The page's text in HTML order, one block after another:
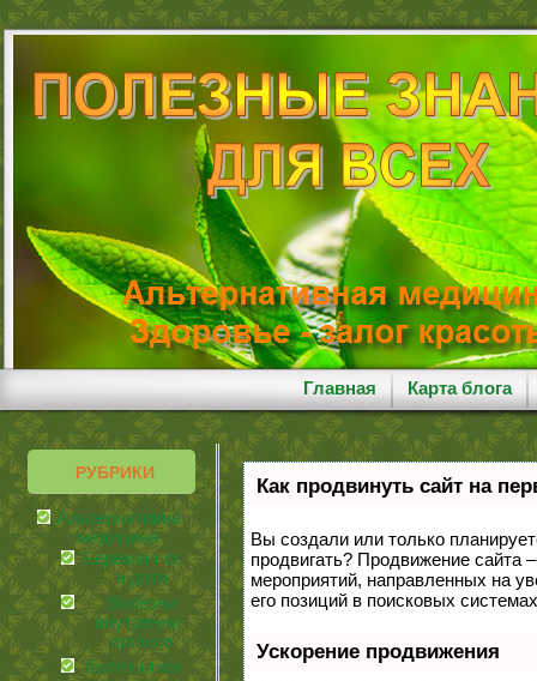
Главная Карта блога
РУБРИКИ
Альтернативная
медицина
Беременность
и дети
болезни
внутренних
органов
болезни кожи
Как продвинуть сайт на
Вы создали или только
продвигать? Продвижение сайта
мероприятий, направленных на
его позиций в поисковых
Ускорение продвижения